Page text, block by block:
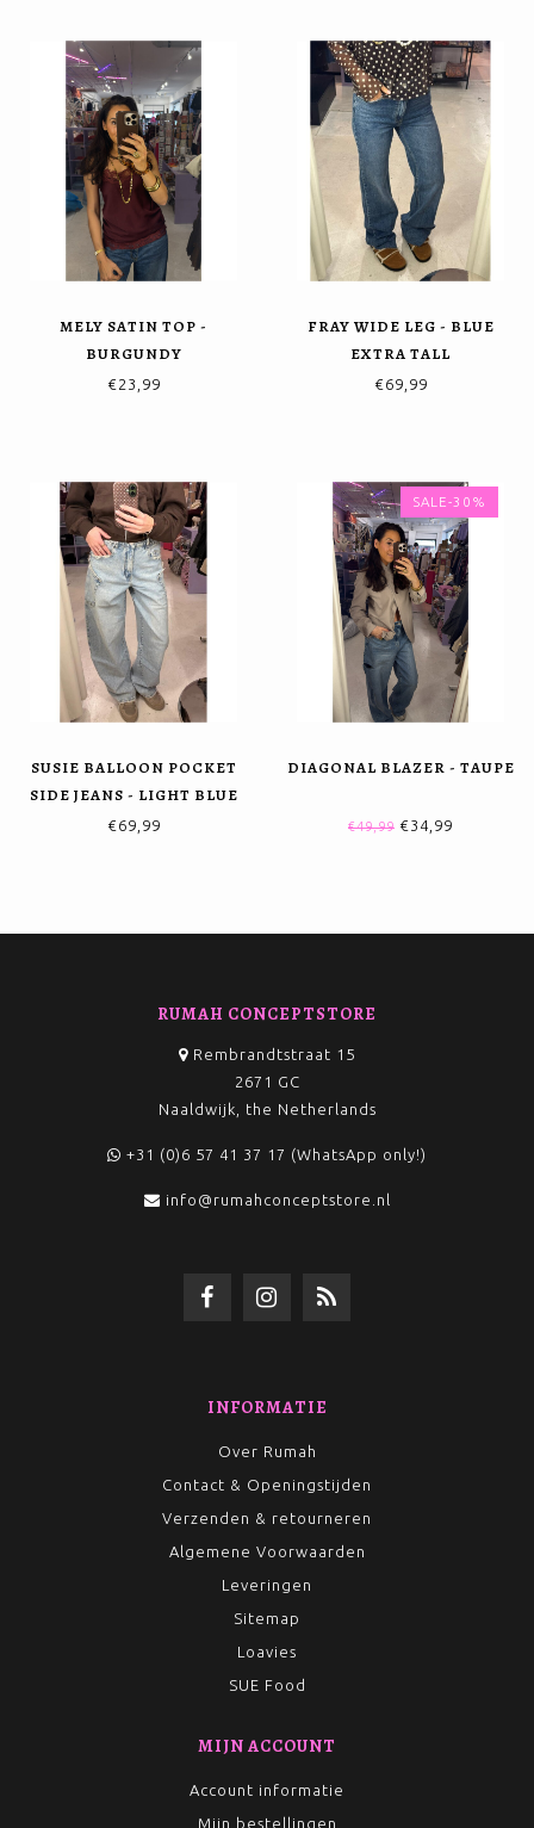
MELY SATIN TOP -
BURGUNDY
€23,99
FRAY WIDE LEG - BLUE
EXTRA TALL
€69,99
SUSIE BALLOON POCKET
SIDE JEANS - LIGHT BLUE
€69,99
SALE-30%
DIAGONAL BLAZER - TAUPE
€49,99 €34,99
RUMAH CONCEPTSTORE
Rembrandtstraat 15
2671 GC
Naaldwijk, the Netherlands
+31 (0)6 57 41 37 17 (WhatsApp only!)
info@rumahconceptstore.nl
INFORMATIE
Over Rumah
Contact & Openingstijden
Verzenden & retourneren
Algemene Voorwaarden
Leveringen
Sitemap
Loavies
SUE Food
MIJN ACCOUNT
Account informatie
Mijn bestellingen